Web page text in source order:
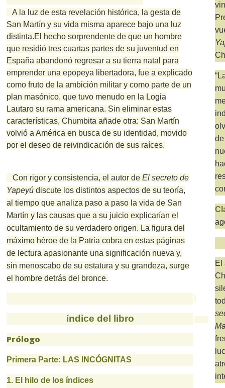
A la luz de esta revelación histórica, la gesta de
San Martín y su vida misma aparece bajo una luz
distinta.El hecho sorprendente de que un hombre
que residió tres cuartas partes de su juventud en
España abandonó regresar a su tierra natal para
emprender una epopeya libertadora, fue a explicado
como fruto de la ambición militar y como parte de un
plan masónico, que tuvo menudo en la Logia
Lautaro su rama americana. Sin eliminar estas
características, Chumbita añade otra: San Martín
volvió a América en busca de su identidad, movido
por el deseo de reivindicación de sus raíces.
Con rigor y consistencia, el autor de El secreto de
Yapeyú discute los distintos aspectos de su teoría,
al tiempo que analiza paso a paso la vida de San
Martín y las causas que a su juicio explicarían el
ocultamiento de su verdadero origen. La figura del
máximo héroe de la Patria cobra en estas páginas
de lectura apasionante una significación nueva y,
sin menoscabo de su estatura y su grandeza, surge
el hombre detrás del bronce.
índice del libro
Prólogo
Primera Parte: LAS INCÓGNITAS
1. El hilo de los índices
El